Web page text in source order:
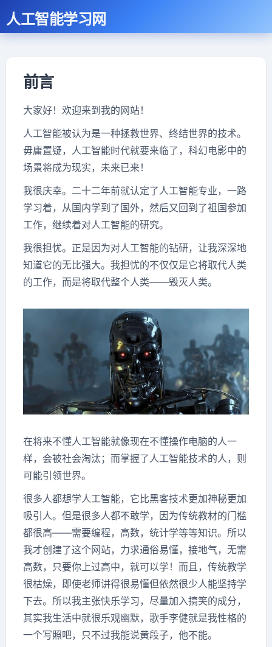
人工智能学习网
前言
大家好！欢迎来到我的网站！
人工智能被认为是一种拯救世界、终结世界的技术。
毋庸置疑，人工智能时代就要来临了，科幻电影中的
场景将成为现实，未来已来！
我很庆幸。二十二年前就认定了人工智能专业，一路
学习着，从国内学到了国外，然后又回到了祖国参加
工作，继续着对人工智能的研究。
我很担忧。正是因为对人工智能的钻研，让我深深地
知道它的无比强大。我担忧的不仅仅是它将取代人类
的工作，而是将取代整个人类——毁灭人类。
在将来不懂人工智能就像现在不懂操作电脑的人一
样，会被社会淘汰；而掌握了人工智能技术的人，则
可能引领世界。
很多人都想学人工智能，它比黑客技术更加神秘更加
吸引人。但是很多人都不敢学，因为传统教材的门槛
都很高——需要编程，高数，统计学等等知识。所以
我才创建了这个网站，力求通俗易懂，接地气，无需
高数，只要你上过高中，就可以学！而且，传统教学
很枯燥，即使老师讲得很易懂但依然很少人能坚持学
下去。所以我主张快乐学习，尽量加入搞笑的成分，
其实我生活中就很乐观幽默，歌手李健就是我性格的
一个写照吧，只不过我能说黄段子，他不能。